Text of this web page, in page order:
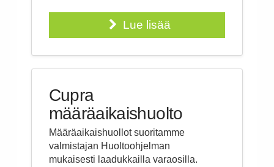
Lue lisää
Cupra
määräaikaishuolto
Määräaikaishuollot suoritamme
valmistajan Huoltoohjelman
mukaisesti laadukkailla varaosilla.